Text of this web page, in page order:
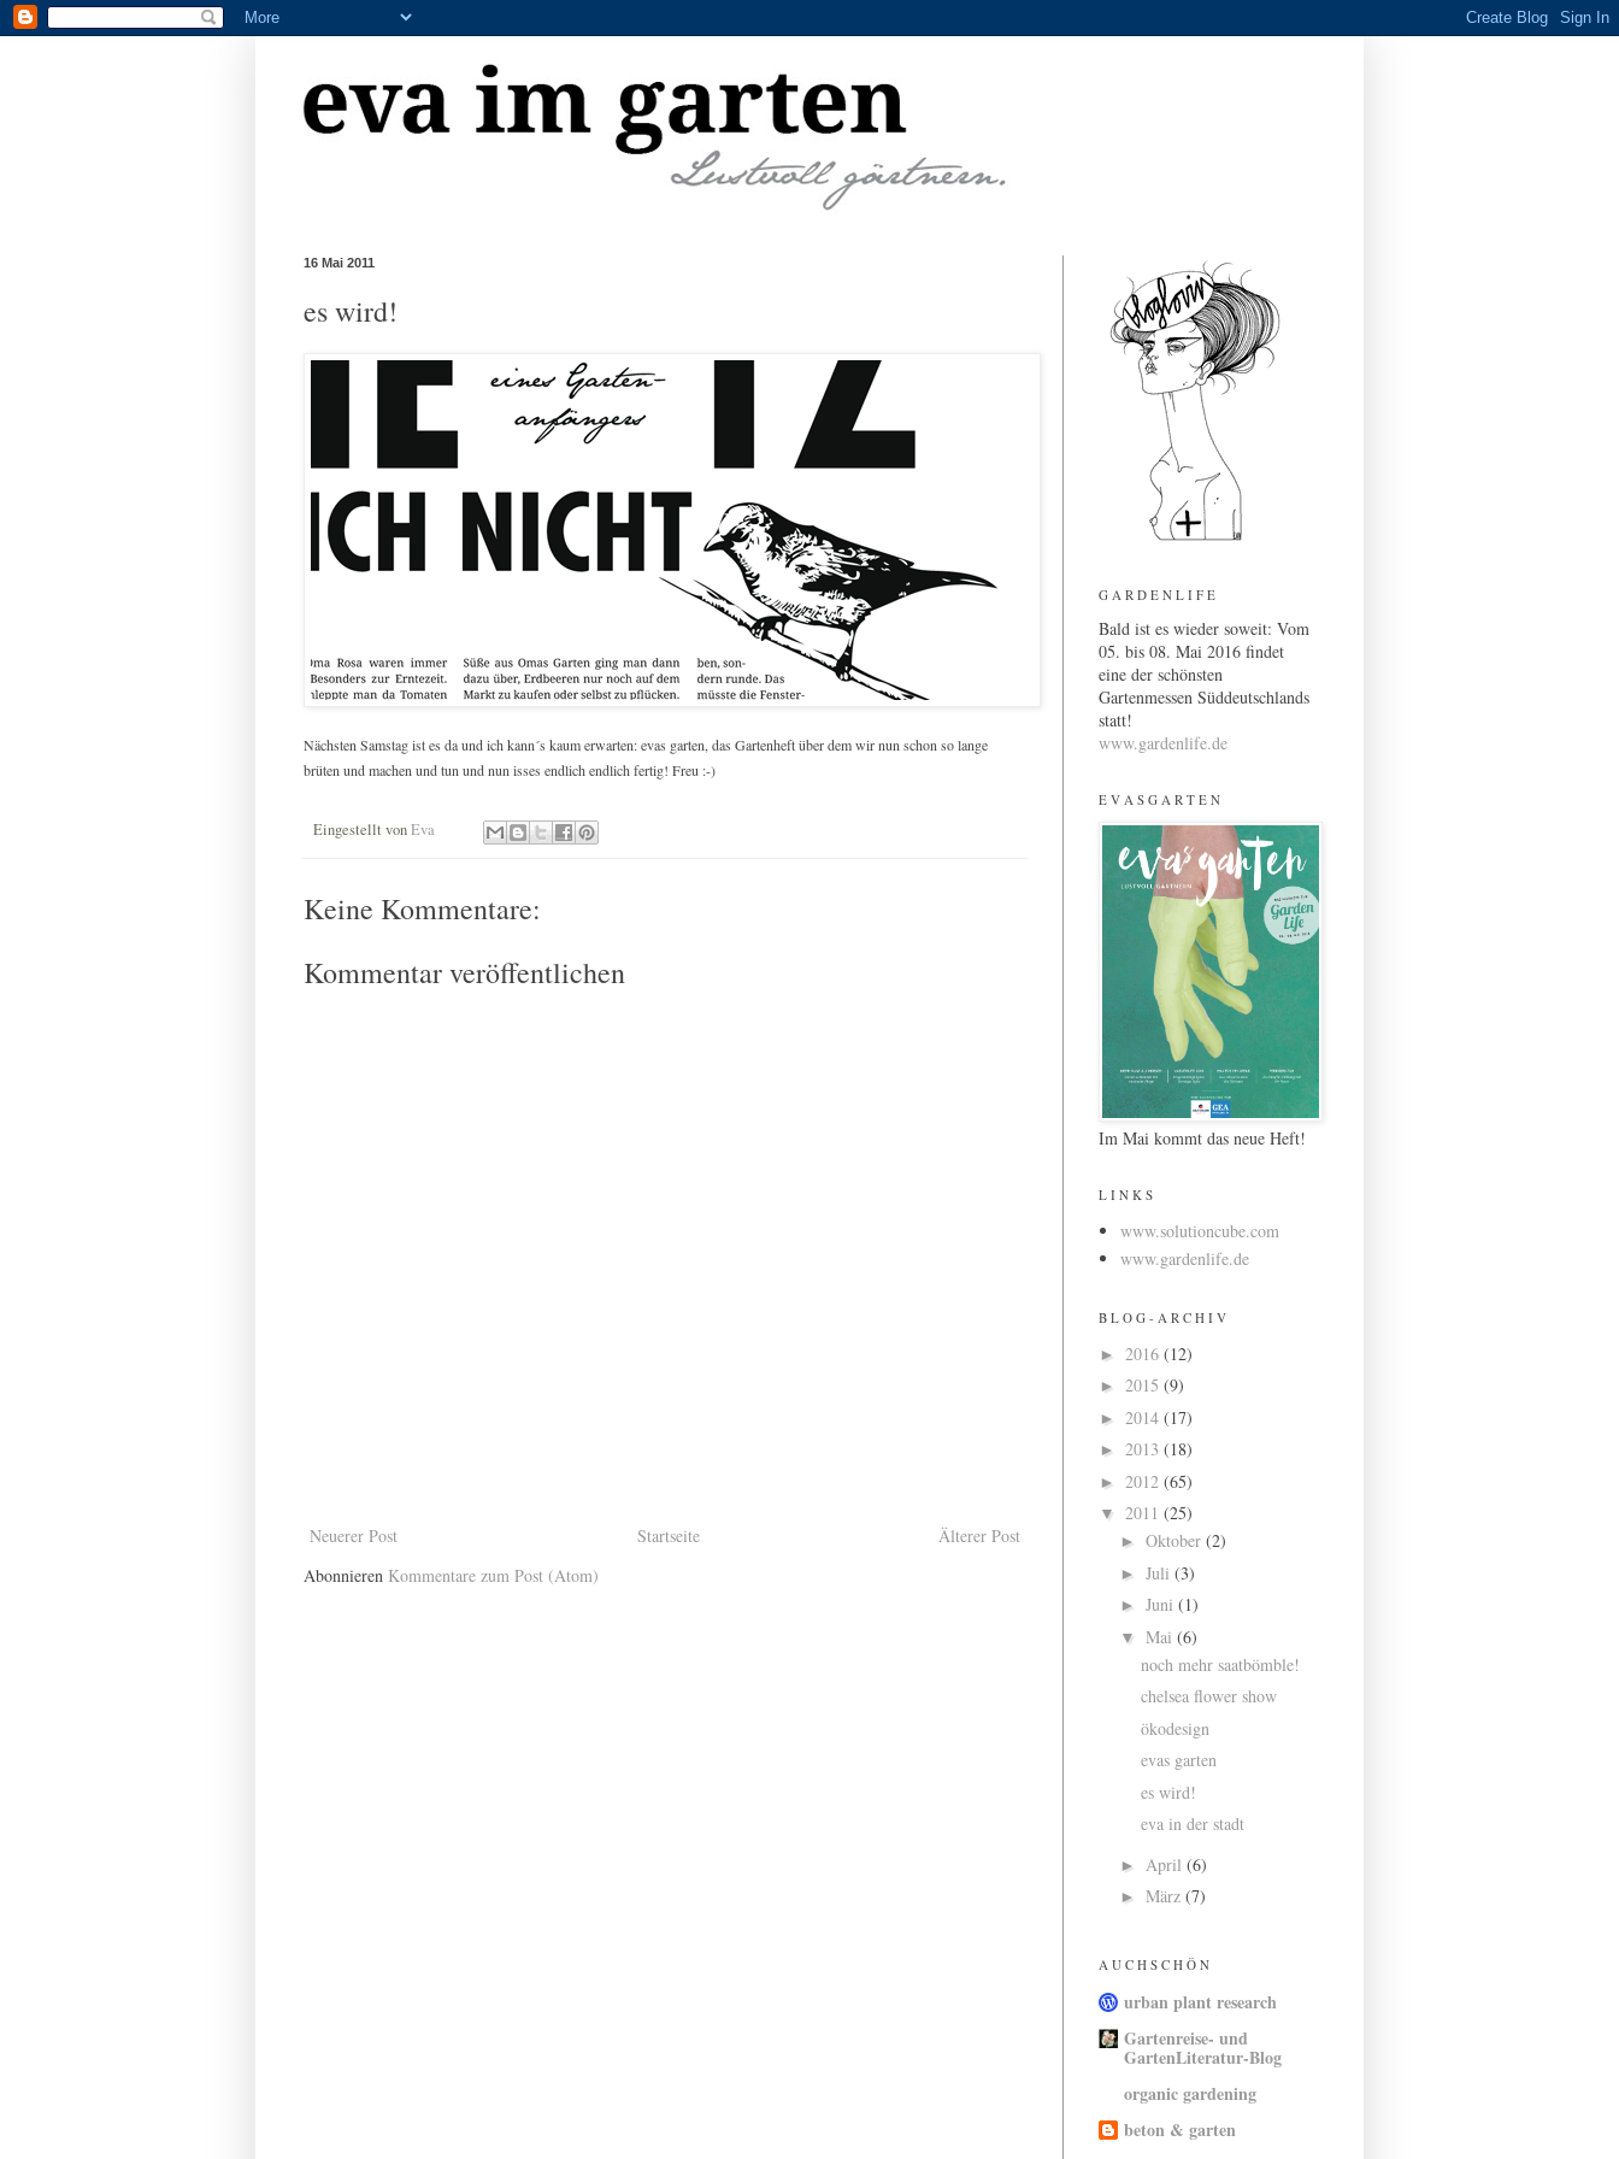
16 Mai 2011
es wird!
Nächsten Samstag ist es da und ich kann´s kaum erwarten: evas garten, das Gartenheft über dem wir nun schon so lange
brüten und machen und tun und nun isses endlich endlich fertig! Freu :-)
Eingestellt vonEva
Keine Kommentare:
Kommentar veröffentlichen
Neuerer Post Älterer Post
Startseite
Abonnieren Kommentare zum Post (Atom)
G A R D E N L I F E
Bald ist es wieder soweit: Vom
05. bis 08. Mai 2016 findet
eine der schönsten
Gartenmessen Süddeutschlands
statt!
www.gardenlife.de
E V A S G A R T E N
Im Mai kommt das neue Heft!
L I N K S
www.solutioncube.com
www.gardenlife.de
B L O G - A R C H I V
► 2016 (12)
► 2015 (9)
► 2014 (17)
► 2013 (18)
► 2012 (65)
▼ 2011 (25)
► Oktober (2)
► Juli (3)
► Juni (1)
▼ Mai (6)
noch mehr saatbömble!
chelsea flower show
ökodesign
evas garten
es wird!
eva in der stadt
► April (6)
► März (7)
A U C H S C H Ö N
urban plant research
Gartenreise- und
GartenLiteratur-Blog
organic gardening
beton & garten